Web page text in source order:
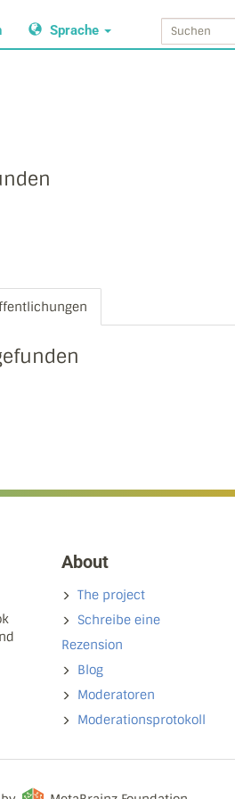
Sprache
About
The project
Schreibe eine
Rezension
Blog
Moderatoren
Moderationsprotokoll